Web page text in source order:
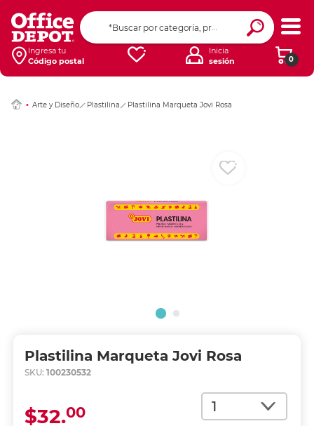
Ingresa tu
Código postal
0
Inicia
sesión
Arte y Diseño Plastilina Plastilina Marqueta Jovi Rosa
Plastilina Marqueta Jovi Rosa
SKU: 100230532
Cantidad
$32.00
Ingresar Codigo